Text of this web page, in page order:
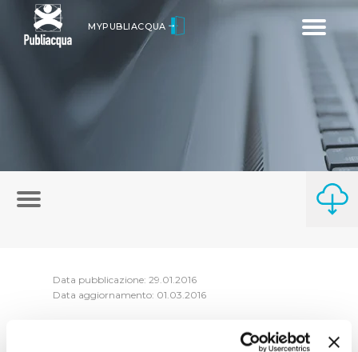
Toggle
MYPUBLIACQUA
Data pubblicazione: 29.01.2016
Data aggiornamento: 01.03.2016